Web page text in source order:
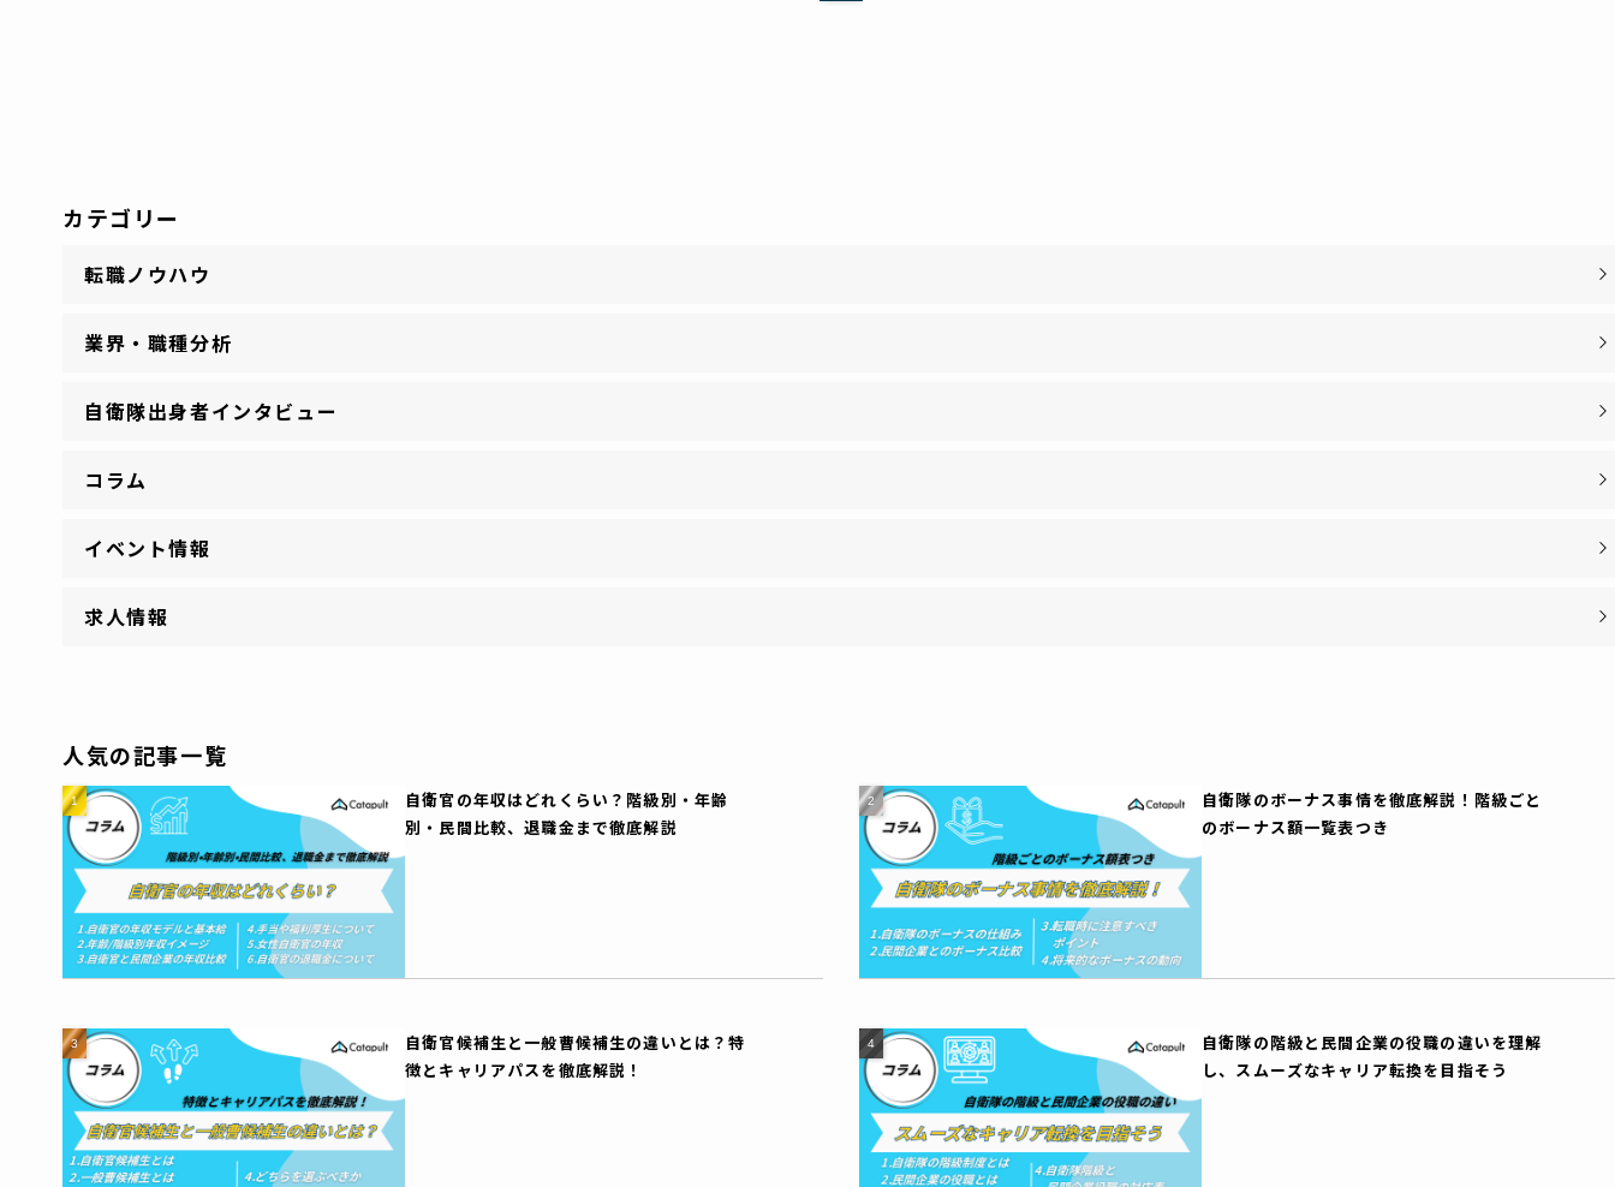
カテゴリー
転職ノウハウ
業界・職種分析
自衛隊出身者インタビュー
コラム
イベント情報
求人情報
人気の記事一覧
自衛官の年収はどれくらい？階級別・年齢
別・民間比較、退職金まで徹底解説
自衛隊のボーナス事情を徹底解説！階級ごと
のボーナス額一覧表つき
自衛官候補生と一般曹候補生の違いとは？特
徴とキャリアパスを徹底解説！
自衛隊の階級と民間企業の役職の違いを理解
し、スムーズなキャリア転換を目指そう